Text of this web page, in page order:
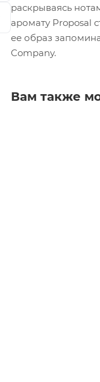
раскрываясь
аромату Proposal
ее образ
Company.
Вам также